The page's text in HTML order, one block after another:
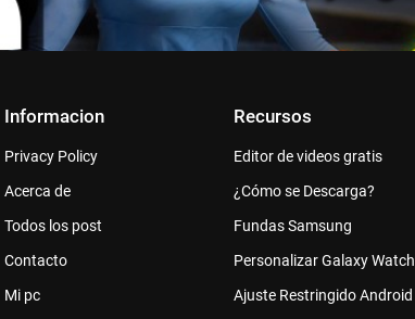
Informacion
Privacy Policy
Acerca de
Todos los post
Contacto
Mi pc
Recursos
Editor de videos gratis
¿Cómo se Descarga?
Fundas Samsung
Personalizar Galaxy Watch
Ajuste Restringido Android